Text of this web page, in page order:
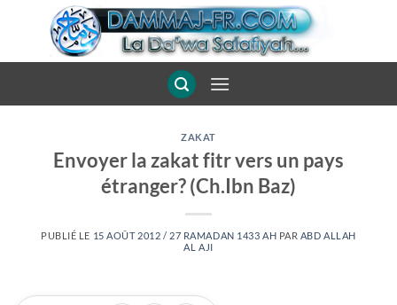
ZAKAT
Envoyer la zakat fitr vers un pays
étranger? (Ch.Ibn Baz)
PUBLIÉ LE 15 AOÛT 2012 / 27 RAMADAN 1433 AH PAR ABD ALLAH
AL AJI